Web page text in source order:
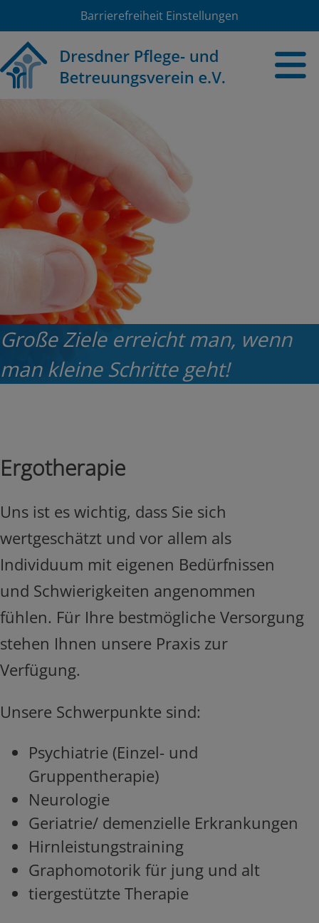
Barrierefreiheit Einstellungen
Große Ziele erreicht man, wenn
man kleine Schritte geht!
Ergotherapie
Uns ist es wichtig, dass Sie sich
wertgeschätzt und vor allem als
Individuum mit eigenen Bedürfnissen
und Schwierigkeiten angenommen
fühlen. Für Ihre bestmögliche Versorgung
stehen Ihnen unsere Praxis zur
Verfügung.
Unsere Schwerpunkte sind:
Psychiatrie (Einzel- und
Gruppentherapie)
Neurologie
Geriatrie/ demenzielle Erkrankungen
Hirnleistungstraining
Graphomotorik für jung und alt
tiergestützte Therapie